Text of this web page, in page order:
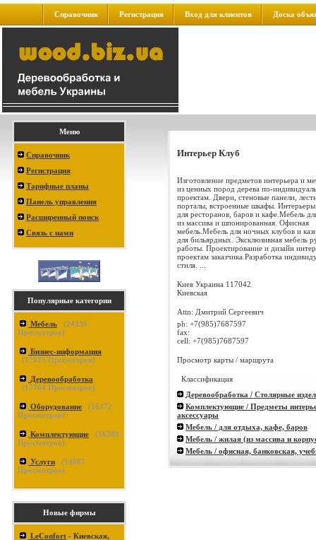
Справочник Регистрация Вход для клиентов Доска
Меню
Справочник
Регистрация
Тарифные планы
Панель управления
Расширенный поиск
Связь с нами
Популярные категории
Мебель (24236
Просмотров)
Бизнес-информация
(17875 Просмотров)
Деревообработка
(17764 Просмотров)
Оборудование (16372
Просмотров)
Комплектующие (16289
Просмотров)
Услуги (14867
Просмотров)
Новые фирмы
LeConfort - Киевская,
Интерьер Клуб
Изготовление предметов интерьера и
из ценных пород дерева по-
проектам. Двери, стеновые панели,
порталы, встроенные шкафы.
для ресторанов, баров и кафе.Мебель
из массива и шпонированная. Офисная
мебель.Мебель для ночных клубов и
для бильярдных. Эксклюзивная мебель
работы. Проектирование и дизайн
проектам заказчика.Разработка
стиля. ...
Киев Украина 117042
Киевская
Attn: Дмитрий Сергеевич
ph: +7(985)7687597
fax:
cell: +7(985)7687597
Просмотр карты / маршрута
Классификация
Деревообработка / Столярные
Комплектующие / Предметы
аксессуары
Мебель / для отдыха, кафе, баров
Мебель / жилая (из массива и
Мебель / офисная, банковская,